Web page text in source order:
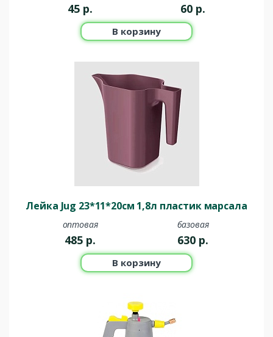
45 р. 60 р.
В корзину
Лейка Jug 23*11*20см 1,8л пластик марсала
оптовая
485 р.
базовая
630 р.
В корзину